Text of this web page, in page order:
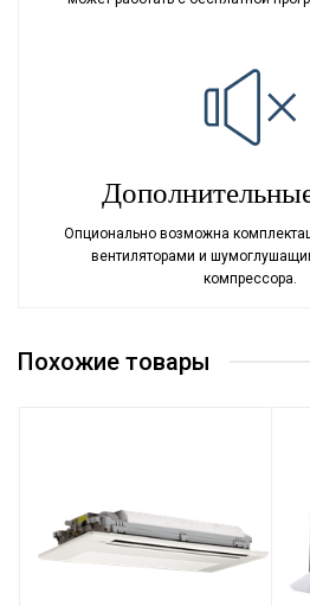
Опционально возможна
вентиляторами и
компрессора.
площадью
Номинальная потребляемая
мощность (охлаждение), кВт
Похожие товары